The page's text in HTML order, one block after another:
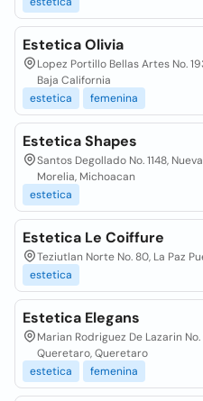
Estetica Olivia
Lopez Portillo Bellas Artes No.
Baja California
estetica
femenina
Estetica Shapes
Santos Degollado No. 1148,
Morelia, Michoacan
estetica
Estetica Le Coiffure
Teziutlan Norte No. 80, La Paz
estetica
Estetica Elegans
Marian Rodriguez De Lazarin No.
Queretaro, Queretaro
estetica
femenina